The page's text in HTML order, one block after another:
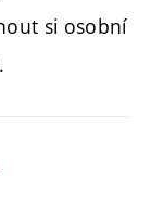
si osobní